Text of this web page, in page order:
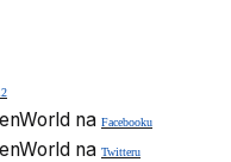
na Facebooku
na Twitteru